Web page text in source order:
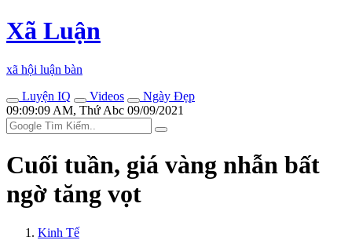
Xã Luận
xã hội luận bàn
Luyện IQ
Videos
Ngày Đẹp
09:09:09 AM, Thứ Abc 09/09/2021
Cuối tuần, giá vàng nhẫn bất
ngờ tăng vọt
Kinh Tế